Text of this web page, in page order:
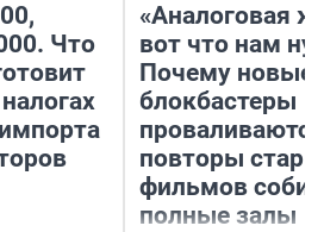
Что
«Аналоговая
вот что нам
Почему новые
блокбастеры
повторы
фильмов
полные залы